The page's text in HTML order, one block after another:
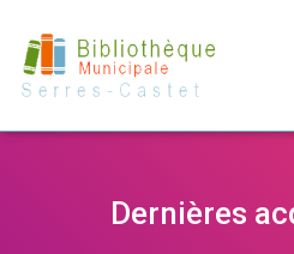
Dernières